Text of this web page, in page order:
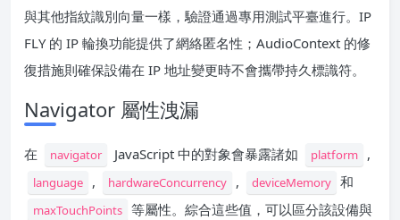
與其他指紋識別向量一樣，驗證通過專用測試平臺進行。IP
FLY 的 IP 輪換功能提供了網絡匿名性；AudioContext 的修
復措施則確保設備在 IP 地址變更時不會攜帶持久標識符。
Navigator 屬性洩漏
在 navigator JavaScript 中的對象會暴露諸如 platform ,
language , hardwareConcurrency , deviceMemory 和
maxTouchPoints 等屬性。綜合這些值，可以區分該設備與